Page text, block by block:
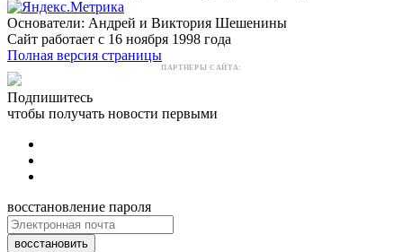
Основатели: Андрей и Виктория Шешенины
Сайт работает с 16 ноября 1998 года
Полная версия страницы
ПАРТНЕРЫ САЙТА:
Подпишитесь
чтобы получать новости первыми
восстановление пароля
восстановить